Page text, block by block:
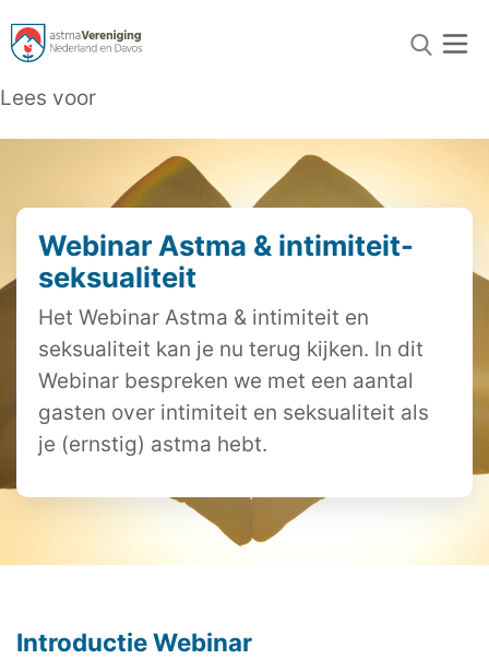
Lees voor
Webinar Astma & intimiteit-
seksualiteit
Het Webinar Astma & intimiteit en
seksualiteit kan je nu terug kijken. In dit
Webinar bespreken we met een aantal
gasten over intimiteit en seksualiteit als
je (ernstig) astma hebt.
Introductie Webinar